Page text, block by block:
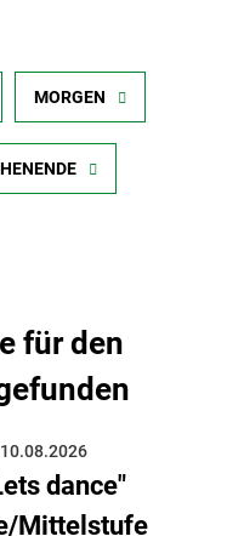
MORGEN
für den
dance"
Mittelstufe